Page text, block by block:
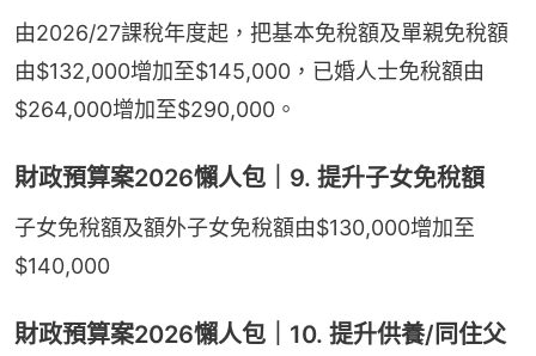
由2026/27課稅年度起，把基本免稅額及單親免稅額
由$132,000增加至$145,000，已婚人士免稅額由
$264,000增加至$290,000。
財政預算案2026懶人包｜9. 提升子女免稅額
子女免稅額及額外子女免稅額由$130,000增加至
$140,000
財政預算案2026懶人包｜10. 提升供養/同住父